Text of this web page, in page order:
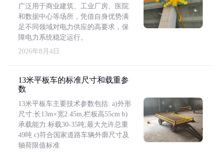
广泛用于商业建筑、工业厂房、医院
和数据中心等场所，凭借自身优势满
足不同领域对电力供应的高要求，保
障电力系统稳定运行。
2026年8月4日
13米平板车的标准尺寸和载重参
数
13米平板车主要技术参数包括: a)外形
尺寸:长13m×宽2.45m,栏板高55cm b)
承载能力:标载30-35吨,最大允许总重
49吨 c)符合国家道路车辆外廓尺寸及
轴荷限值标准